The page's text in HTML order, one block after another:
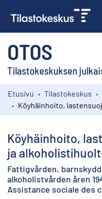
OTOS
Tilastokeskuksen
Kokoelmat
Etusivu Tilastokeskus
Köyhäinhoito,
ja
Fattigvården,
alkoholistvården åren
Assistance sociale des